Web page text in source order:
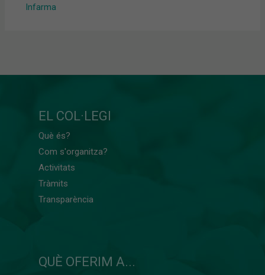
Infarma
EL COL·LEGI
Què és?
Com s'organitza?
Activitats
Tràmits
Transparència
QUÈ OFERIM A...